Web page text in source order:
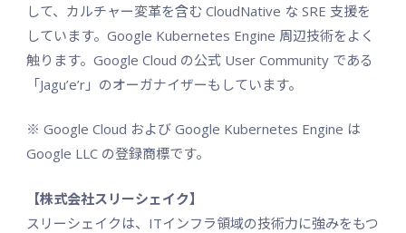
して、カルチャー変革を含む CloudNative な SRE 支援を
しています。Google Kubernetes Engine 周辺技術をよく
触ります。Google Cloud の公式 User Community である
「Jagu’e’r」のオーガナイザーもしています。
※ Google Cloud および Google Kubernetes Engine は
Google LLC の登録商標です。
【株式会社スリーシェイク】
スリーシェイクは、ITインフラ領域の技術力に強みをもつ